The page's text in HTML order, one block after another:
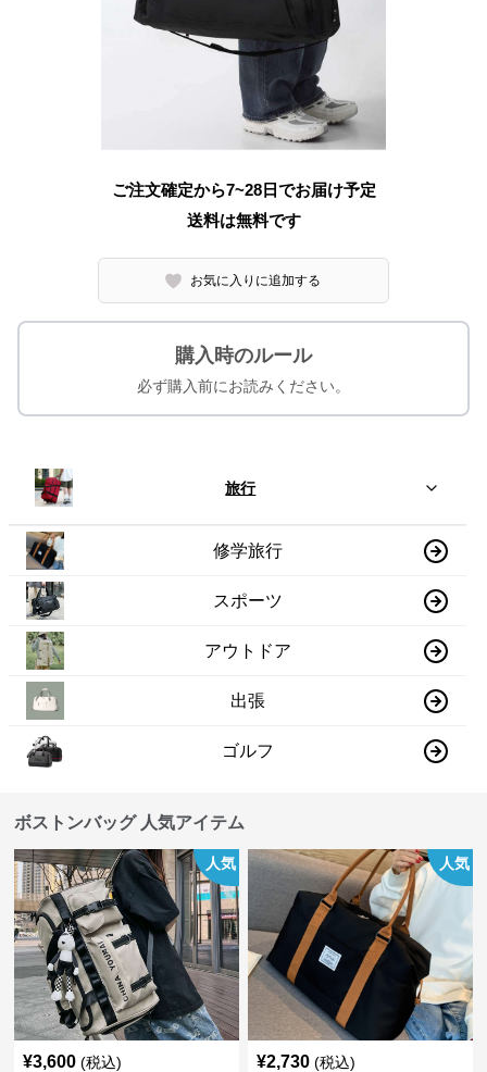
ご注文確定から7~28日でお届け予定
送料は無料です
お気に入りに追加する
購入時のルール
必ず購入前にお読みください。
旅行
修学旅行
スポーツ
アウトドア
出張
ゴルフ
ボストンバッグ 人気アイテム
人気
¥3,600 (税込)
人気
¥2,730 (税込)